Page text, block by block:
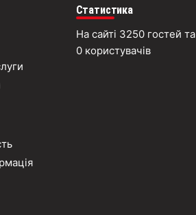
Статистика
На сайті 3250 гостей та
0 користувачів